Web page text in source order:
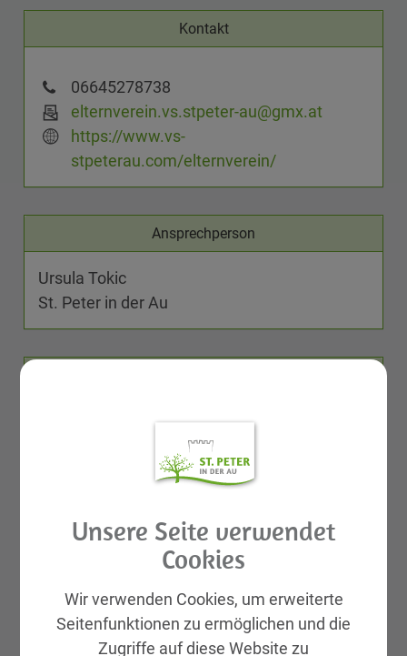
Kontakt
06645278738
elternverein.vs.stpeter-au@gmx.at
https://www.vs-
stpeterau.com/elternverein/
Ansprechperson
Ursula Tokic
St. Peter in der Au
3352 St. Peter in der Au
Unsere Seite verwendet
Cookies
Wir verwenden Cookies, um erweiterte
Seitenfunktionen zu ermöglichen und die
Zugriffe auf diese Website zu